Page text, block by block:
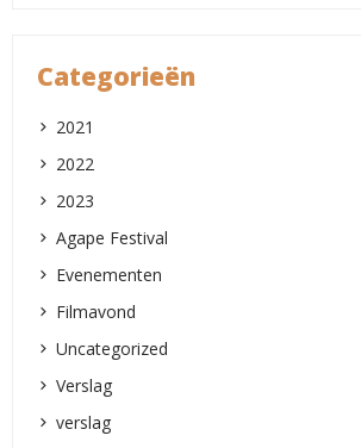
Categorieën
2021
2022
2023
Agape Festival
Evenementen
Filmavond
Uncategorized
Verslag
verslag